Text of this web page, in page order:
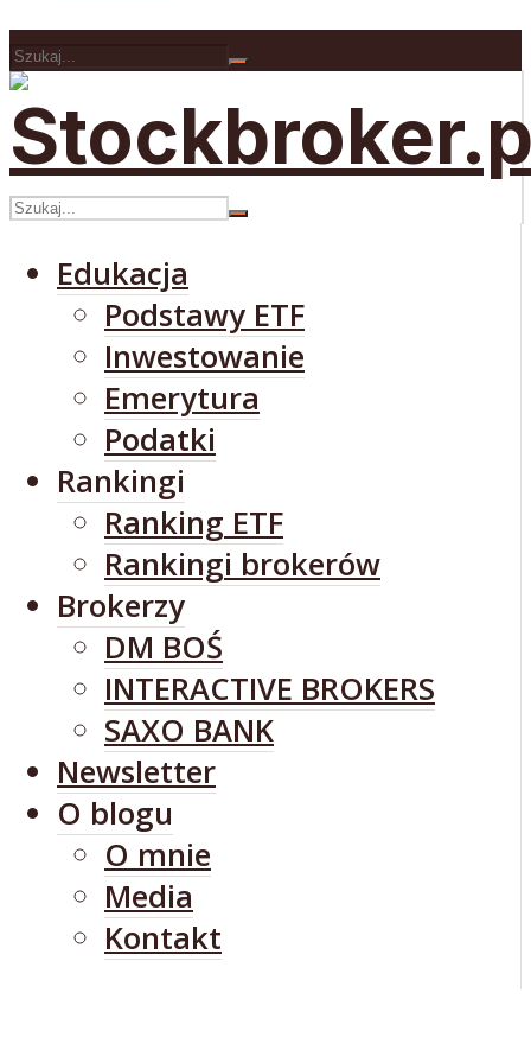
Edukacja
Podstawy ETF
Inwestowanie
Emerytura
Podatki
Rankingi
Ranking ETF
Rankingi brokerów
Brokerzy
DM BOŚ
INTERACTIVE BROKERS
SAXO BANK
Newsletter
O blogu
O mnie
Media
Kontakt